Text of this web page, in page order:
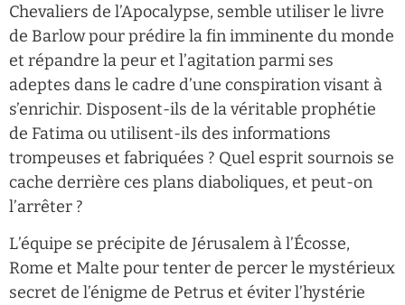
Chevaliers de l’Apocalypse, semble utiliser le livre
de Barlow pour prédire la fin imminente du monde
et répandre la peur et l’agitation parmi ses
adeptes dans le cadre d’une conspiration visant à
s’enrichir. Disposent-ils de la véritable prophétie
de Fatima ou utilisent-ils des informations
trompeuses et fabriquées ? Quel esprit sournois se
cache derrière ces plans diaboliques, et peut-on
l’arrêter ?
L’équipe se précipite de Jérusalem à l’Écosse,
Rome et Malte pour tenter de percer le mystérieux
secret de l’énigme de Petrus et éviter l’hystérie